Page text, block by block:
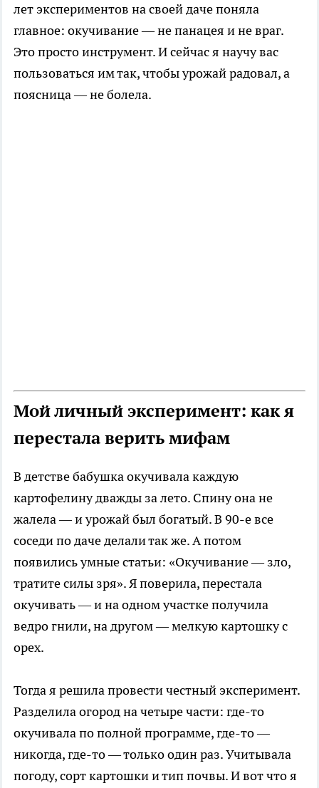
лет экспериментов на своей даче поняла
главное: окучивание — не панацея и не враг.
Это просто инструмент. И сейчас я научу вас
пользоваться им так, чтобы урожай радовал, а
поясница — не болела.
Мой личный эксперимент: как я
перестала верить мифам
В детстве бабушка окучивала каждую
картофелину дважды за лето. Спину она не
жалела — и урожай был богатый. В 90-е все
соседи по даче делали так же. А потом
появились умные статьи: «Окучивание — зло,
тратите силы зря». Я поверила, перестала
окучивать — и на одном участке получила
ведро гнили, на другом — мелкую картошку с
орех.
Тогда я решила провести честный эксперимент.
Разделила огород на четыре части: где-то
окучивала по полной программе, где-то —
никогда, где-то — только один раз. Учитывала
погоду, сорт картошки и тип почвы. И вот что я